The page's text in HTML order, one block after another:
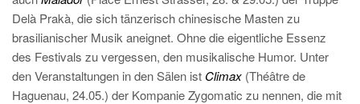
Delà Prakà, die sich tänzerisch chinesische Masten zu
brasilianischer Musik aneignet. Ohne die eigentliche Essenz
des Festivals zu vergessen, den musikalische Humor. Unter
den Veranstaltungen in den Sälen ist Climax (Théâtre de
Haguenau, 24.05.) der Kompanie Zygomatic zu nennen, die mit